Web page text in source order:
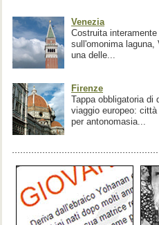
Venezia
Costruita interamente
sull'omonima laguna,
una delle...
Firenze
Tappa obbligatoria di
viaggio europeo: città
per antonomasia...